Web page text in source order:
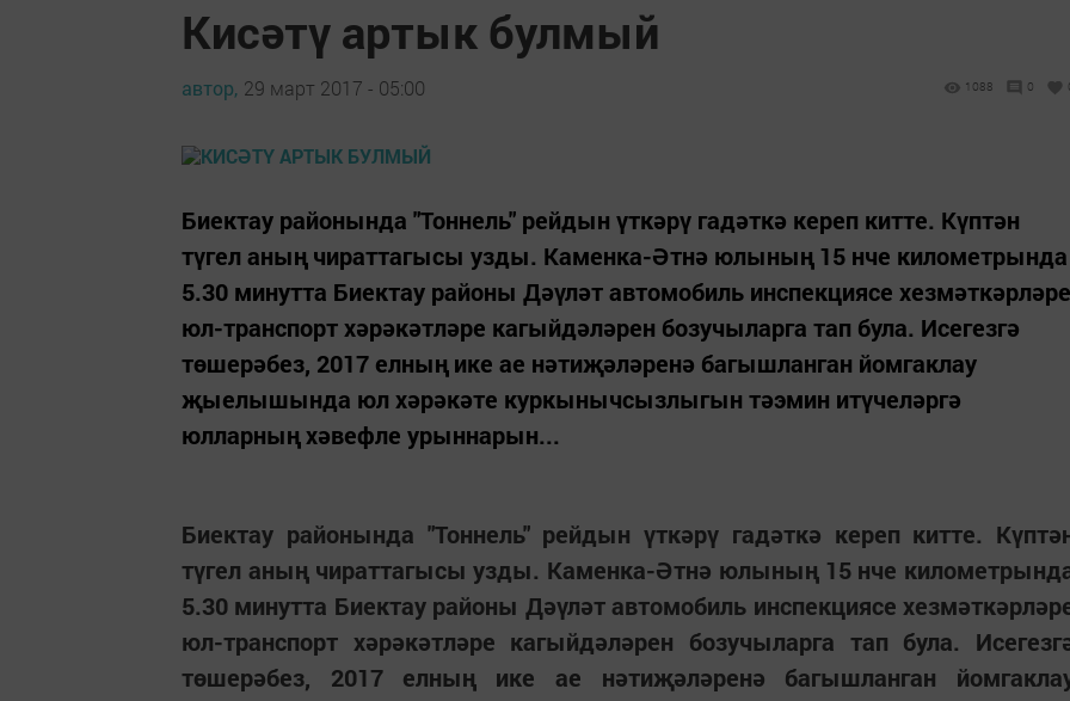
Кисәтү артык булмый
автор, 29 март 2017 - 05:00 1088 0
Биектау районында "Тоннель" рейдын үткәрү гадәткә кереп китте. Күптән
түгел аның чираттагысы узды. Каменка-Әтнә юлының 15 нче километрында
5.30 минутта Биектау районы Дәүләт автомобиль инспекциясе хезмәткәрләре
юл-транспорт хәрәкәтләре кагыйдәләрен бозучыларга тап була. Исегезгә
төшерәбез, 2017 елның ике ае нәтиҗәләренә багышланган йомгаклау
җыелышында юл хәрәкәте куркынычсызлыгын тәэмин итүчеләргә
юлларның хәвефле урыннарын...
Биектау районында "Тоннель" рейдын үткәрү гадәткә кереп китте.
түгел аның чираттагысы узды. Каменка-Әтнә юлының 15 нче
5.30 минутта Биектау районы Дәүләт автомобиль инспекциясе
юл-транспорт хәрәкәтләре кагыйдәләрен бозучыларга тап була.
төшерәбез, 2017 елның ике ае нәтиҗәләренә багышланган